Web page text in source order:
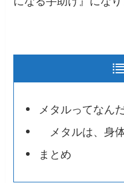
メタルってなん
メタルは、身
まとめ